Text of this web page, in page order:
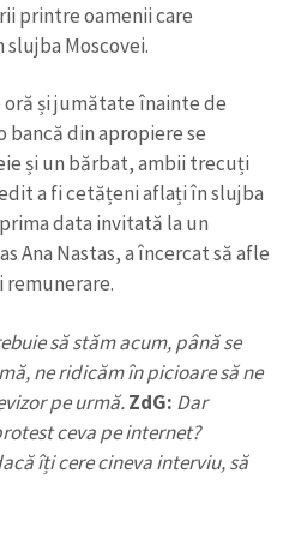
printre oamenii care
Moscovei.
oră și jumătate înainte de
din apropiere se
și un bărbat, ambii trecuți
a fi cetățeni aflați în slujba
data invitată la un
Ana Nastas, a încercat să afle
remunerare.
să stăm acum, până se
ne ridicăm în picioare să ne
pe urmă.ZdG: Dar
ceva pe internet?
îți cere cineva interviu, să